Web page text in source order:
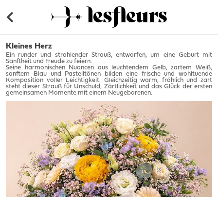
Kleines Herz
Ein runder und strahlender Strauß, entworfen, um eine Geburt mit
Sanftheit und Freude zu feiern.
Seine harmonischen Nuancen aus leuchtendem Gelb, zartem Weiß,
sanftem Blau und Pastelltönen bilden eine frische und wohltuende
Komposition voller Leichtigkeit. Gleichzeitig warm, fröhlich und zart
steht dieser Strauß für Unschuld, Zärtlichkeit und das Glück der ersten
gemeinsamen Momente mit einem Neugeborenen.